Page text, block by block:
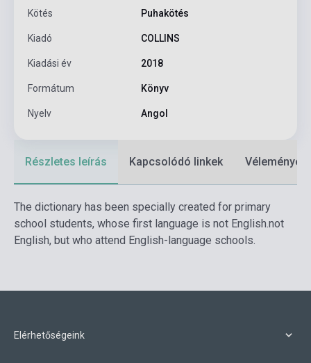
Kötés Puhakötés
Kiadó COLLINS
Kiadási év 2018
Formátum Könyv
Nyelv Angol
Részletes leírás Kapcsolódó linkek Vélemények
The dictionary has been specially created for primary
school students, whose first language is not English.not
English, but who attend English-language schools.
Elérhetőségeink